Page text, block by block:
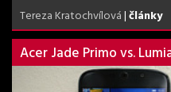
Tereza Kratochvílová|články
Acer Jade Primo vs.